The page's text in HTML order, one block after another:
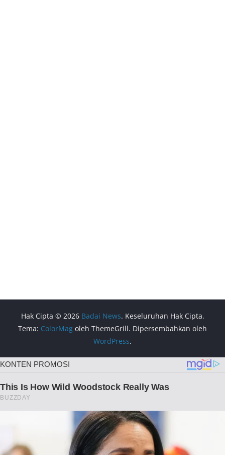
Hak Cipta © 2026 Badai News. Keseluruhan Hak Cipta.
Tema: ColorMag oleh ThemeGrill. Dipersembahkan oleh
WordPress.